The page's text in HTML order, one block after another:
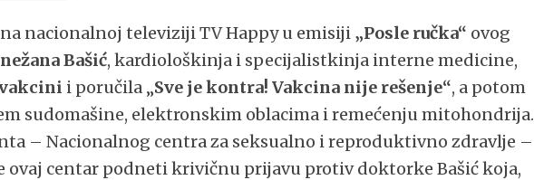
nacionalnoj televiziji TV Happy u emisiji „Posle ručka“ ovog
Bašić, kardiološkinja i specijalistkinja interne medicine,
i poručila „Sve je kontra! Vakcina nije rešenje“, a potom
sudomašine, elektronskim oblacima i remećenju mitohondrija.
– Nacionalnog centra za seksualno i reproduktivno zdravlje –
ovaj centar podneti krivičnu prijavu protiv doktorke Bašić koja,